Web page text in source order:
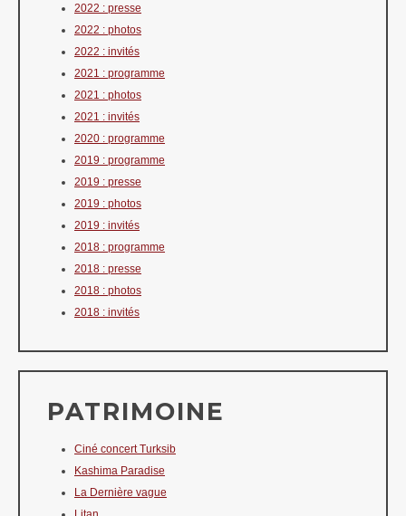
2022 : presse
2022 : photos
2022 : invités
2021 : programme
2021 : photos
2021 : invités
2020 : programme
2019 : programme
2019 : presse
2019 : photos
2019 : invités
2018 : programme
2018 : presse
2018 : photos
2018 : invités
PATRIMOINE
Ciné concert Turksib
Kashima Paradise
La Dernière vague